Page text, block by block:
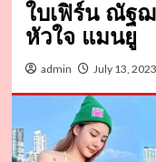
ใบเฟิร์น ณัฐ
หัวใจ แมนยู
admin July 13, 2023